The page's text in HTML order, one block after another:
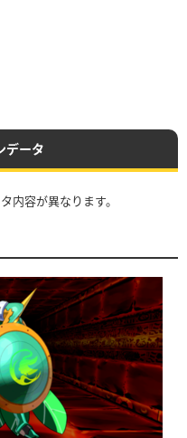
炎の番人
ヨトゥン
究極前ミズガルズ
水の番人
ミズガルズ
究極前アースガル
森の番人
アースガーディアン
アースゴーレム
アースガル
データ
内容が異なります。